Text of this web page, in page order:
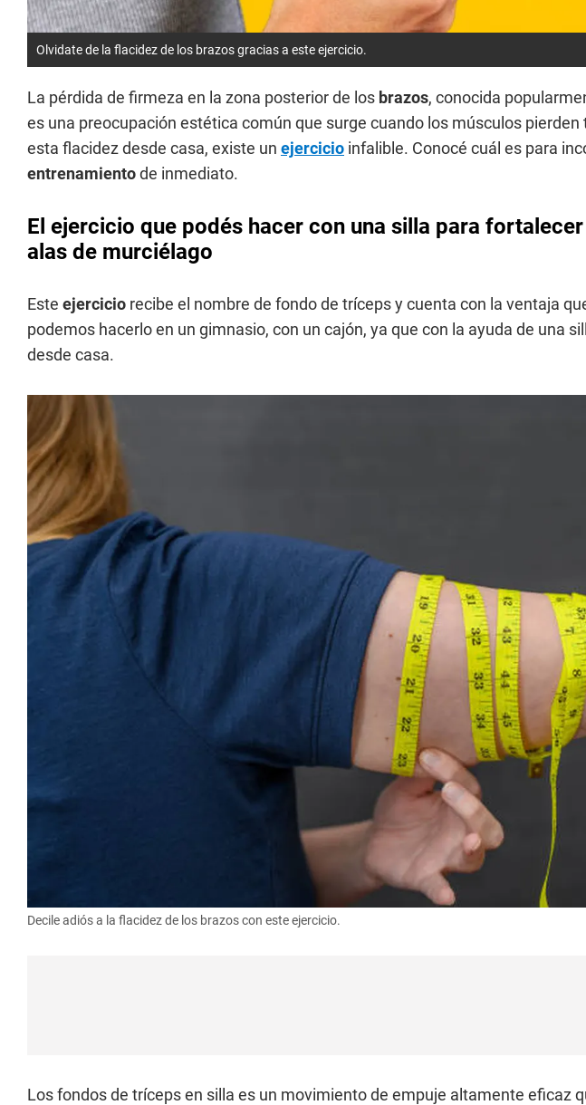
Olvidate de la flacidez de los brazos gracias a este ejercicio.
La pérdida de firmeza en la zona posterior de los brazos, conocida
es una preocupación estética común que surge cuando los músculos
esta flacidez desde casa, existe un ejercicio infalible. Conocé cuál es para
entrenamientode inmediato.
El ejercicio que podés hacer con una silla para
alas de murciélago
Este ejercicio recibe el nombre de fondo de tríceps y cuenta con la ventaja
podemos hacerlo en un gimnasio, con un cajón, ya que con la ayuda de una
desde casa.
Decile adiós a la flacidez de los brazos con este ejercicio.
Los fondos de tríceps en silla es un movimiento de empuje altamente eficaz